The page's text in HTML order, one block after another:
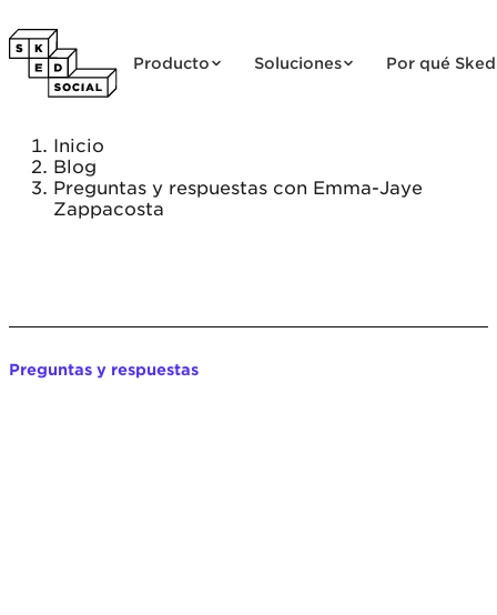
Producto Soluciones Por qué Sked
Inicio
Blog
Preguntas y respuestas con Emma-Jaye
Zappacosta
Preguntas y respuestas